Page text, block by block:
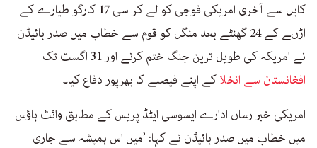
کابل سے آخری امریکی فوجی کو لے کر سی 17 کارگو طیارے کے
اڑںے کے 24 گھنٹے بعد منگل کو قوم سے خطاب میں صدر بائیڈن
نے امریکہ کی طویل ترین جنگ ختم کرنے اور 31 اگست تک
افغانستان سے انخلاکے اپنے فیصلے کا بھرپور دفاع کیا۔
امریکی خبر رساں ادارے ایسوسی ایٹڈ پریس کے مطابق وائٹ ہاؤس
میں خطاب میں صدر بائیڈن نے کہا: ’میں اس ہمیشہ سے جاری